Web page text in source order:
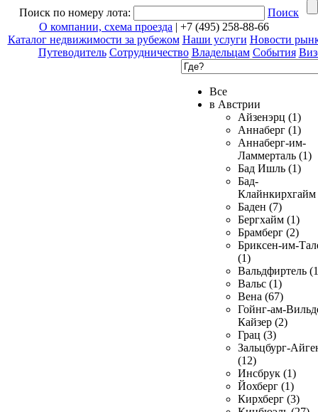
Поиск по номеру лота:
Поиск
О компании, схема проезда | +7 (495) 258-88-66
Каталог недвижимости за рубежом Наши услуги Новости
Путеводитель Сотрудничество Владельцам События
Все
в Австрии
Айзенэрц (1)
Аннаберг (1)
Аннаберг-им-
Ламмерталь (1)
Бад Ишль (1)
Бад-
Клайнкирхгайм
Баден (7)
Бергхайм (1)
Брамберг (2)
Бриксен-им-
(1)
Вальдфиртель
Вальс (1)
Вена (67)
Гойнг-ам-
Кайзер (2)
Грац (3)
Зальцбург-
(12)
Инсбрук (1)
Йохберг (1)
Кирхберг (3)